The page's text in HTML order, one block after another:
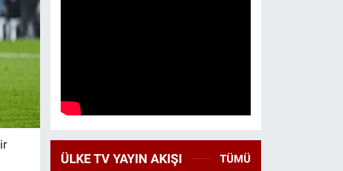
ÜLKE TV YAYIN AKIŞI TÜMÜ